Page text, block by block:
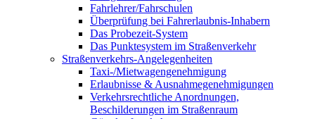
Fahrlehrer/Fahrschulen
Überprüfung bei Fahrerlaubnis-Inhabern
Das Probezeit-System
Das Punktesystem im Straßenverkehr
Straßenverkehrs-Angelegenheiten
Taxi-/Mietwagengenehmigung
Erlaubnisse & Ausnahmegenehmigungen
Verkehrsrechtliche Anordnungen,
Beschilderungen im Straßenraum